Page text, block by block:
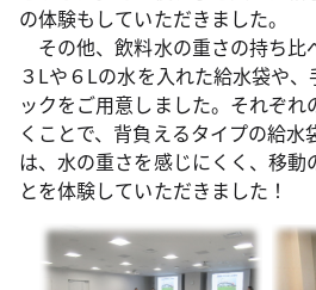
の体験もしていただきました。
その他、飲料水の重さの持ち比
３Lや６Lの水を入れた給水袋や
ックをご用意しました。それぞれ
くことで、背負えるタイプの給水
は、水の重さを感じにくく、移動
とを体験していただきました！